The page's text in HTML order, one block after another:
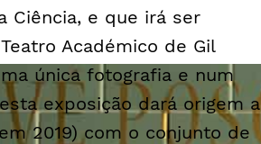
Ciência, e que irá ser
Académico de Gil
única fotografia e num
exposição dará origem a
2019) com o conjunto de